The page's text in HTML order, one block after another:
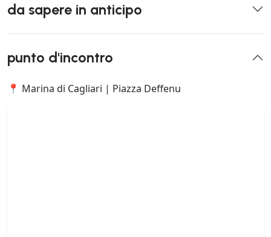
da sapere in anticipo
punto d'incontro
📍 Marina di Cagliari | Piazza Deffenu